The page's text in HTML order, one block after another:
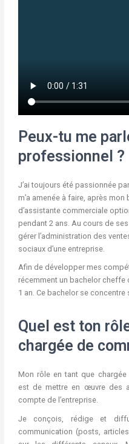
Peux-tu me
professionnel ?
J’ai toujours été passionnée
m’a amenée à faire, après
d’assistante commerciale
pendant 2 ans. Au cours de
gérer l’administration des
sociaux d’une entreprise.
Afin de développer mes
récemment un bachelor
1 an. Ce bachelor se
Quel est ton
chargée de
Mon rôle en tant que
est de mettre en œuvre des
compte de l’entreprise.
Je conçois, rédige et
communication (posts,